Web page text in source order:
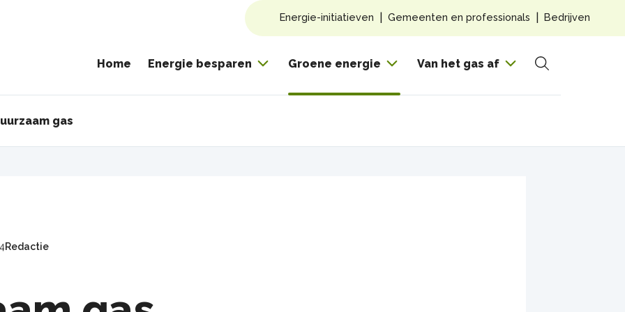
Home Energie besparen Groene energie Van het gas af
Zoeken
Top
Energie-initiatieven Gemeenten en professionals Bedrijven
gas
Redactie